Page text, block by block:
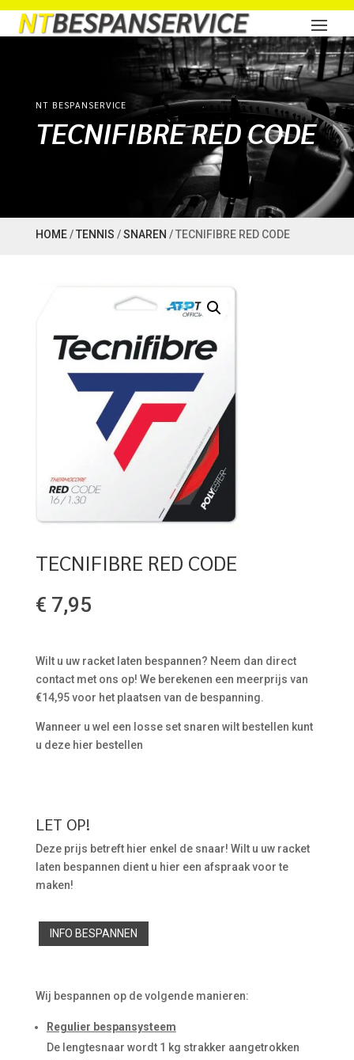
NT BESPANSERVICE
TECNIFIBRE RED CODE
HOME/TENNIS /SNAREN / TECNIFIBRE RED CODE
TECNIFIBRE RED CODE
€ 7,95
Wilt u uw racket laten bespannen? Neem dan direct
contact met ons op! We berekenen een meerprijs van
€14,95 voor het plaatsen van de bespanning.
Wanneer u wel een losse set snaren wilt bestellen kunt
u deze hier bestellen
LET OP!
Deze prijs betreft hier enkel de snaar! Wilt u uw racket
laten bespannen dient u hier een afspraak voor te
maken!
INFO BESPANNEN
Wij bespannen op de volgende manieren:
Regulier bespansysteem
De lengtesnaar wordt 1 kg strakker aangetrokken